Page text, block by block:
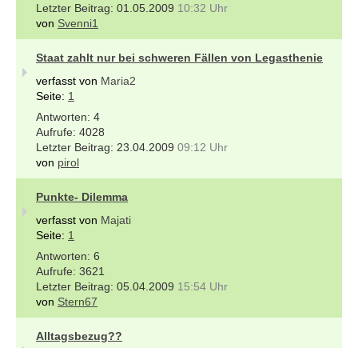
01.05.2009 10:32 Uhr
von Svenni1
Staat zahlt nur bei schweren Fällen von Legasthenie
verfasst von Maria2
Seite: 1
4
4028
23.04.2009 09:12 Uhr
von pirol
Punkte- Dilemma
verfasst von Majati
Seite: 1
6
3621
05.04.2009 15:54 Uhr
von Stern67
Alltagsbezug??